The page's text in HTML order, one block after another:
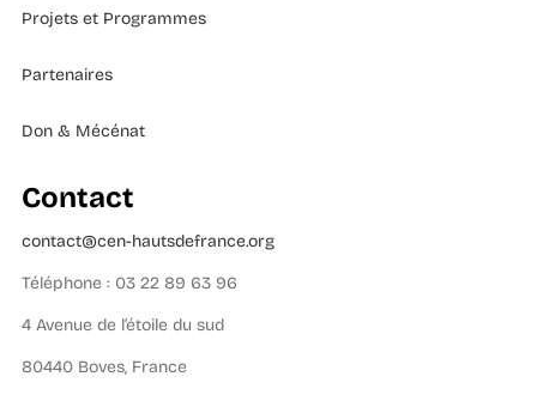
Projets et Programmes
Partenaires
Don & Mécénat
Contact
contact@cen-hautsdefrance.org
Téléphone : 03 22 89 63 96
4 Avenue de l’étoile du sud
80440 Boves, France